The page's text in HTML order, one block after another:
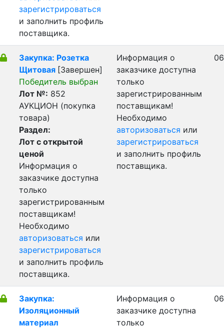
зарегистрироваться
и заполнить профиль
поставщика.
Закупка: Розетка
Щитовая [Завершен]
Победитель выбран
Лот №: 852
АУКЦИОН (покупка
товара)
Раздел:
Лот с открытой
ценой
Информация о
заказчике доступна
только
зарегистрированным
поставщикам!
Необходимо
авторизоваться или
зарегистрироваться
и заполнить профиль
поставщика.
Информация о
заказчике доступна
только
зарегистрированным
поставщикам!
Необходимо
авторизоваться или
зарегистрироваться
и заполнить профиль
поставщика.
Закупка:
Изоляционный
материал
Информация о
заказчике доступна
только